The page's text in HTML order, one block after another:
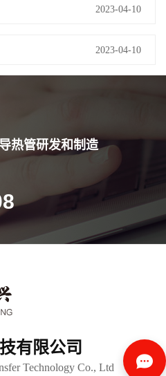
2023-04-10
2023-04-10
热管研发和制造
有限公司
Technology Co., Ltd